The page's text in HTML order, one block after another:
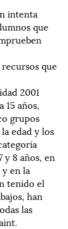
intenta
que
que
2001
15 años,
grupos
edad y los
8 años, en
en la
tenido el
han
las